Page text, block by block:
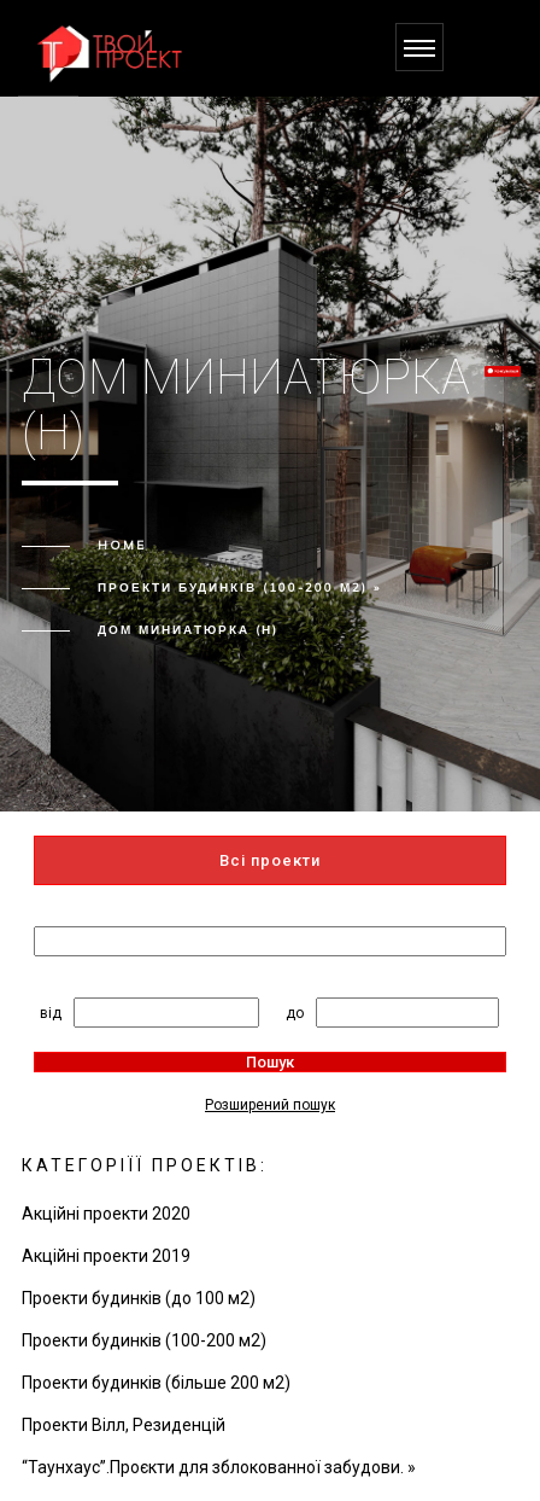
ДОМ МИНИАТЮРКА
(Н)
HOME
ПРОЕКТИ БУДИНКІВ (100-200 М2) »
ДОМ МИНИАТЮРКА (Н)
Всі проекти
від
до
Пошук
Розширений пошук
КАТЕГОРІЇЇ ПРОЕКТІВ:
Акційні проекти 2020
Акційні проекти 2019
Проекти будинків (до 100 м2)
Проекти будинків (100-200 м2)
Проекти будинків (більше 200 м2)
Проекти Вілл, Резиденцій
“Таунхаус”.Проєкти для зблокованної забудови. »